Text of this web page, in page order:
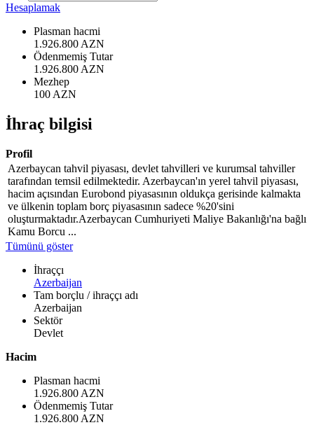
Hesaplamak
Plasman hacmi
1.926.800 AZN
Ödenmemiş Tutar
1.926.800 AZN
Mezhep
100 AZN
İhraç bilgisi
Profil
Azerbaycan tahvil piyasası, devlet tahvilleri ve kurumsal tahviller
tarafından temsil edilmektedir. Azerbaycan'ın yerel tahvil piyasası,
hacim açısından Eurobond piyasasının oldukça gerisinde kalmakta
ve ülkenin toplam borç piyasasının sadece %20'sini
oluşturmaktadır.Azerbaycan Cumhuriyeti Maliye Bakanlığı'na bağlı
Kamu Borcu ...
Tümünü göster
İhraççı
Azerbaijan
Tam borçlu / ihraççı adı
Azerbaijan
Sektör
Devlet
Hacim
Plasman hacmi
1.926.800 AZN
Ödenmemiş Tutar
1.926.800 AZN